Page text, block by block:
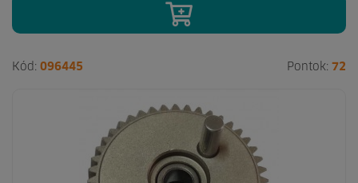
Kód: 096445 Pontok: 72